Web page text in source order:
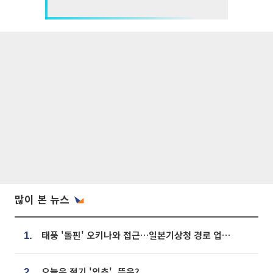
많이 본 뉴스
1. 태풍 '돌핀' 오키나와 접근…일본기상청 경로 업데이트